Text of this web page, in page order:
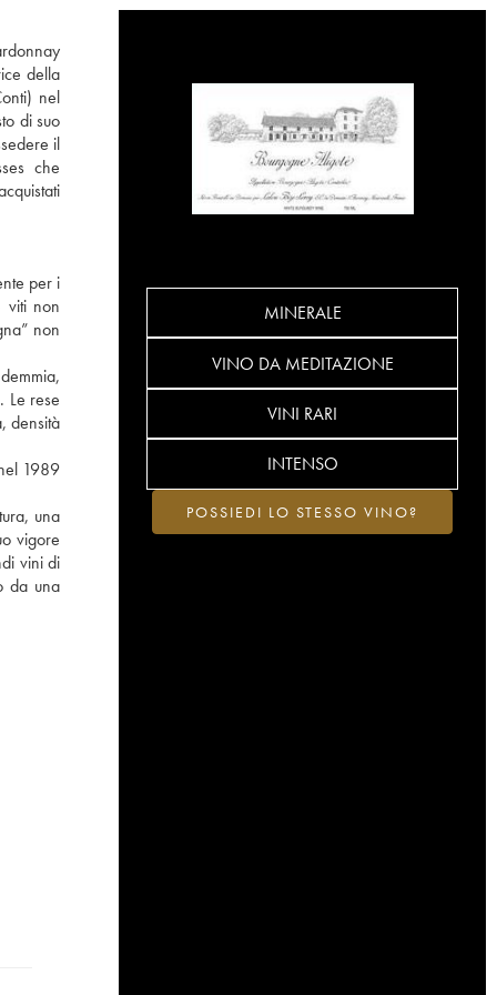
della
nel
di suo
il
che
per i
viti non
non
Le rese
densità
1989
una
vigore
vini di
da una
MINERALE
VINO DA MEDITAZIONE
VINI RARI
INTENSO
POSSIEDI LO STESSO VINO?